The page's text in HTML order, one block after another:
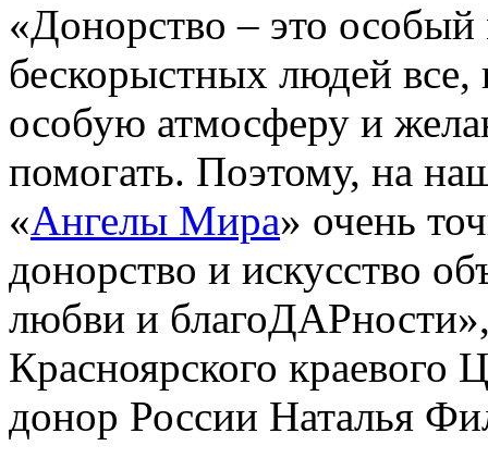
«Донорство – это
бескорыстных людей
особую атмосферу и
помогать. Поэтому, на
«Ангелы Мира» очень
донорство и искусство
любви и
Красноярского
донор России Наталья